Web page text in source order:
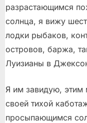
разрастающимся
солнца, я вижу
лодки рыбаков,
островов, баржа,
Луизианы в
Я им завидую,
своей тихой
просыпающимся